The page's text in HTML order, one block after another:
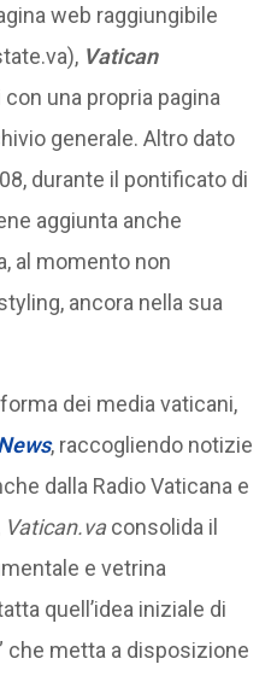
web raggiungibile
Vatican
una propria pagina
generale. Altro dato
durante il pontificato di
aggiunta anche
al momento non
ancora nella sua
dei media vaticani,
, raccogliendo notizie
dalla Radio Vaticana e
Vatican.vaconsolida il
e vetrina
quell’idea iniziale di
che metta a disposizione